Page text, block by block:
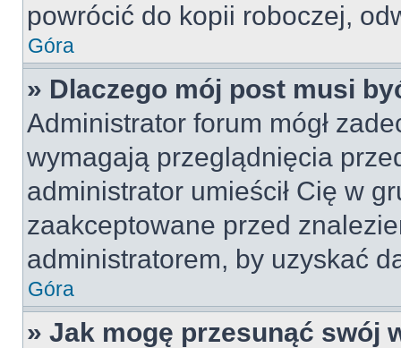
powrócić do kopii roboczej,
Góra
» Dlaczego mój post musi
Administrator forum mógł
wymagają przeglądnięcia
administrator umieścił Cię w
zaakceptowane przed
administratorem, by uzyskać
Góra
» Jak mogę przesunąć swój